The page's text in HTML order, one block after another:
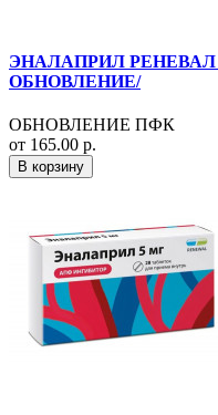
ЭНАЛАПРИЛ РЕНЕВАЛ
ОБНОВЛЕНИЕ/
ОБНОВЛЕНИЕ ПФК
от 165.00 р.
В корзину